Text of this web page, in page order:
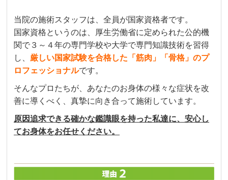
当院の施術スタッフは、全員が国家資格者です。
国家資格というのは、厚生労働省に定められた公的機
関で３～４年の専門学校や大学で専門知識技術を習得
し、 厳しい国家試験を合格した「筋肉」「骨格」のプ
ロフェッショナルです。
そんなプロたちが、あなたのお身体の様々な症状を改
善に導くべく、真摯に向き合って施術しています。
原因追求できる確かな鑑識眼を持った私達に、安心し
てお身体をお任せください。